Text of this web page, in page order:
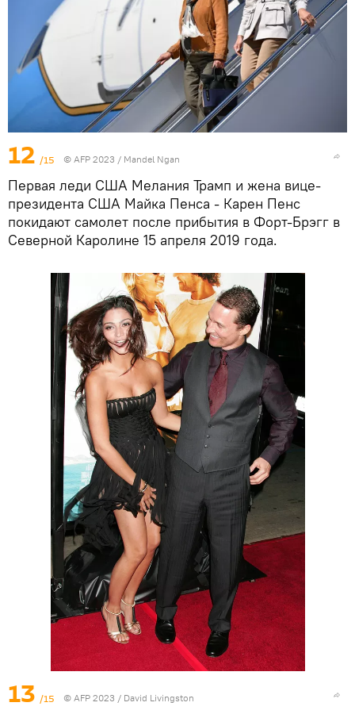
12 /15 © AFP 2023 / Mandel Ngan
Первая леди США Мелания Трамп и жена вице-
президента США Майка Пенса - Карен Пенс
покидают самолет после прибытия в Форт-Брэгг в
Северной Каролине 15 апреля 2019 года.
13 /15 © AFP 2023 / David Livingston